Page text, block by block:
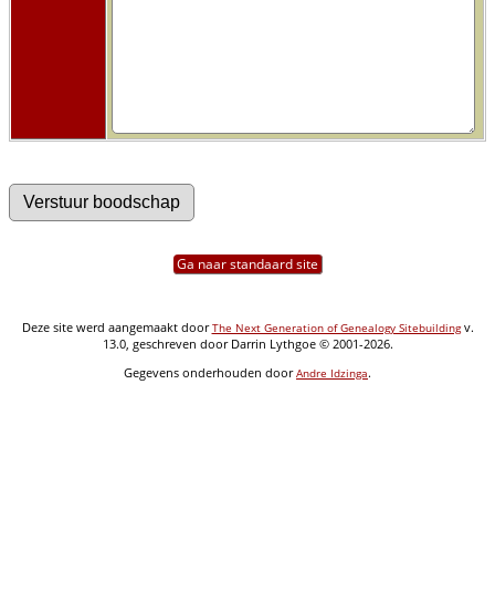
Ga naar standaard site
Deze site werd aangemaakt doorThe Next Generation of Genealogy Sitebuildingv.
13.0, geschreven door Darrin Lythgoe © 2001-2026.
Gegevens onderhouden doorAndre Idzinga.